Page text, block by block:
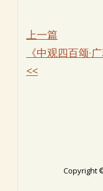
上一篇
《中观四百颂·广
<<
Copyright